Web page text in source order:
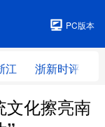
PC版本
江 浙新时评
文化擦亮南